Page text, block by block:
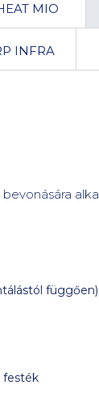
MIO
INFRA
függően)
festék